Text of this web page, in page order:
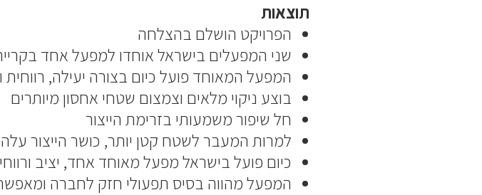
תוצאות
הפרויקט הושלם בהצלחה
שני המפעלים בישראל אוחדו למפעל אחד
המפעל המאוחד פועל כיום בצורה יעילה,
בוצע ניקוי מלאים וצמצום שטחי אחסון מיותרים
חל שיפור משמעותי בזרימת הייצור
למרות המעבר לשטח קטן יותר, כושר הייצור עלה
כיום פועל בישראל מפעל מאוחד אחד, יציב ורווחי
המפעל מהווה בסיס תפעולי חזק לחברה ומאפשר